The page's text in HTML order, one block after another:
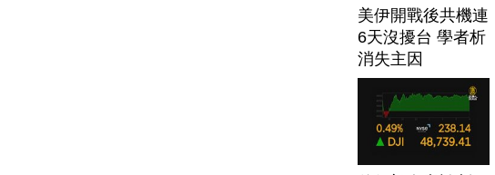
美伊開戰後共機連
6天沒擾台 學者析
消失主因